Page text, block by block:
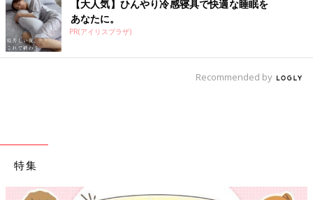
【大人気】ひんやり冷感寝具で快適な睡眠を
あなたに。
PR(アイリスプラザ)
Recommended by
特集